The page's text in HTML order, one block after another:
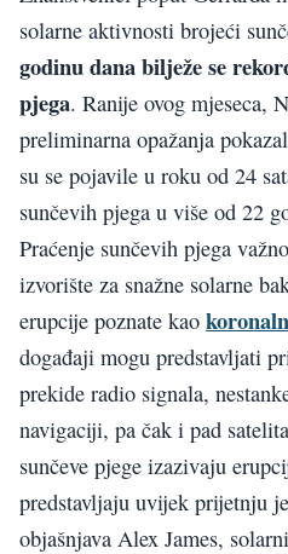
solarne aktivnosti brojeći
godinu dana bilježe se
pjega. Ranije ovog mjeseca,
preliminarna opažanja
su se pojavile u roku od 24
sunčevih pjega u više od 22
Praćenje sunčevih pjega
izvorište za snažne solarne
erupcije poznate kao
događaji mogu predstavljati
prekide radio signala,
navigaciji, pa čak i pad
sunčeve pjege izazivaju
predstavljaju uvijek prijetnju
objašnjava Alex James,